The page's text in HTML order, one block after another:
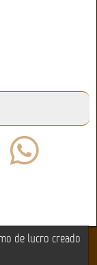
de lucro creado